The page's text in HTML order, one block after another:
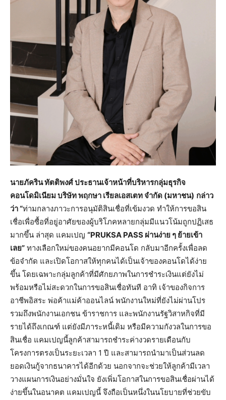
นายภัคริน ทัตติพงศ์ ประธานเจ้าหน้าที่บริหารกลุ่มธุรกิจ
คอนโดมิเนียม บริษัท พฤกษา เรียลเอสเตท จำกัด (มหาชน) กล่าว
ว่า “ท่ามกลางภาวะการอนุมัติสินเชื่อที่เข้มงวด ทำให้การขอสิน
เชื่อเพื่อซื้อที่อยู่อาศัยของผู้บริโภคหลายกลุ่มมีแนวโน้มถูกปฏิเสธ
มากขึ้น ล่าสุด แคมเปญ “PRUKSA PASS ผ่านง่าย ๆ ย้ายเข้า
เลย” ทางเลือกใหม่ของคนอยากมีคอนโด กลับมาอีกครั้งเพื่อลด
ข้อจำกัด และเปิดโอกาสให้ทุกคนได้เป็นเจ้าของคอนโดได้ง่าย
ขึ้น โดยเฉพาะกลุ่มลูกค้าที่มีศักยภาพในการชำระเงินแต่ยังไม่
พร้อมหรือไม่สะดวกในการขอสินเชื่อทันที อาทิ เจ้าของกิจการ
อาชีพอิสระ พ่อค้าแม่ค้าออนไลน์ พนักงานใหม่ที่ยังไม่ผ่านโปร
รวมถึงพนักงานเอกชน ข้าราชการ และพนักงานรัฐวิสาหกิจที่มี
รายได้ถึงเกณฑ์ แต่ยังมีภาระหนี้เดิม หรือมีความกังวลในการขอ
สินเชื่อ แคมเปญนี้ลูกค้าสามารถชำระค่างวดรายเดือนกับ
โครงการตรงเป็นระยะเวลา 1 ปี และสามารถนำมาเป็นส่วนลด
ยอดเงินกู้จากธนาคารได้อีกด้วย นอกจากจะช่วยให้ลูกค้ามีเวลา
วางแผนการเงินอย่างมั่นใจ ยังเพิ่มโอกาสในการขอสินเชื่อผ่านได้
ง่ายขึ้นในอนาคต แคมเปญนี้ จึงถือเป็นหนึ่งในนโยบายที่ช่วยขับ